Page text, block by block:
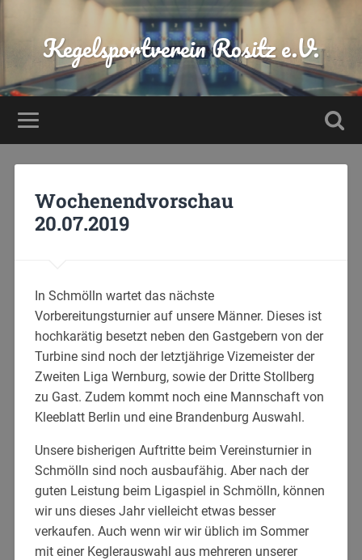
Kegelsportverein Rositz e.V.
Wochenendvorschau
20.07.2019
In Schmölln wartet das nächste
Vorbereitungsturnier auf unsere Männer. Dieses ist
hochkarätig besetzt neben den Gastgebern von der
Turbine sind noch der letztjährige Vizemeister der
Zweiten Liga Wernburg, sowie der Dritte Stollberg
zu Gast. Zudem kommt noch eine Mannschaft von
Kleeblatt Berlin und eine Brandenburg Auswahl.
Unsere bisherigen Auftritte beim Vereinsturnier in
Schmölln sind noch ausbaufähig. Aber nach der
guten Leistung beim Ligaspiel in Schmölln, können
wir uns dieses Jahr vielleicht etwas besser
verkaufen. Auch wenn wir wir üblich im Sommer
mit einer Keglerauswahl aus mehreren unserer